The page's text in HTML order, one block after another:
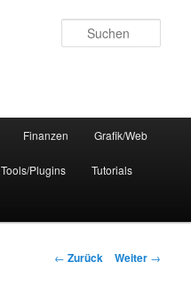
Finanzen Grafik/Web
Tools/Plugins Tutorials
Beitrags-
← Zurück Weiter →